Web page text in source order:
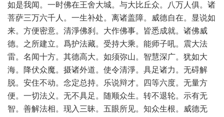
如是我闻。一时佛在王舍大城。与大比丘众。八万人俱。诸
菩萨三万六千人。一生补处。离诸盖障。威德自在。显说如
来。方便密意。清淨佛刹。大作佛事。皆悉成就。诸佛威
德。之所建立。爲护法藏。受持大乘。能师子吼。震大法
雷。名闻十方。其德高大。如须弥山。智慧深广。犹如大
海。降伏众魔。摄诸外道。使令清淨。具足诸力。无碍解
脱。安住不动。念定总持。乐说辩才。四等六度。无量方
便。一切法义。无不具足。随顺众生。转不退轮。示有无
智。善解法相。现入三昧。五眼所见。知众生根。威德无